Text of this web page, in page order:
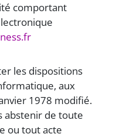
comportant
les dispositions
aux
1978 modifié.
abstenir de toute
ou tout acte